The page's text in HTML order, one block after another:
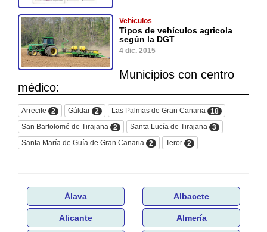
Vehículos
Tipos de vehículos agricola
según la DGT
4 dic. 2015
Municipios con centro
médico:
Arrecife 2 Gáldar 2 Las Palmas de Gran Canaria
18
San Bartolomé de Tirajana
2 Santa Lucía de Tirajana
3
Santa María de Guía de Gran Canaria
2 Teror 2
Álava Albacete
Alicante Almería